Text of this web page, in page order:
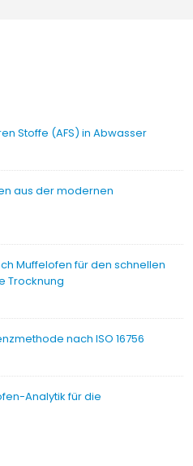
Stoffe (AFS) in Abwasser
aus der modernen
Muffelofen für den schnellen
Trocknung
nach ISO 16756
Analytik für die